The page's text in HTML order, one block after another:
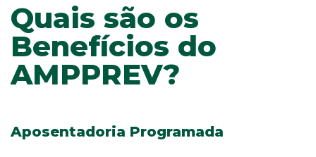
Quais são os
Benefícios do
AMPPREV?
Aposentadoria Programada